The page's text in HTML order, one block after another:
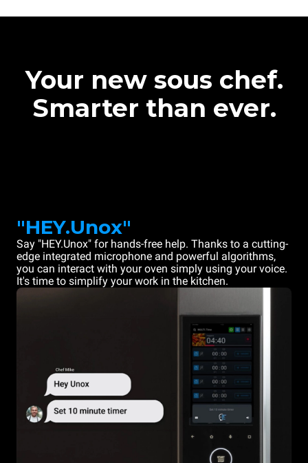
Your new sous chef.
Smarter than ever.
"HEY.Unox"
Say "HEY.Unox" for hands-free help. Thanks to a cutting-
edge integrated microphone and powerful algorithms,
you can interact with your oven simply using your voice.
It's time to simplify your work in the kitchen.